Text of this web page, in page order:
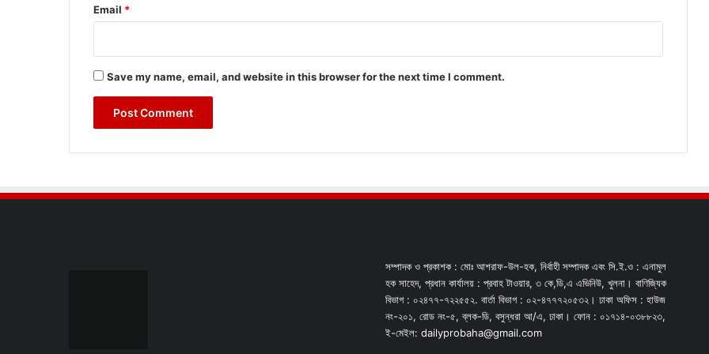
Email *
Save my name, email, and website in this browser for the next time I comment.
সম্পাদক ও প্রকাশক : মোঃ আশরাফ-উল-হক, নির্বাহী সম্পাদক এবং সি.ই.ও : এনামুল
হক সাহেদ, প্রধান কার্যালয় : প্রবাহ টাওয়ার, ৩ কে,ডি,এ এভিনিউ, খুলনা। বাণিজ্যিক
বিভাগ : ০২৪৭৭-৭২২৫৫২. বার্তা বিভাগ : ০২-৪৭৭৭২০৫৩২। ঢাকা অফিস : হাউজ
নং-২০১, রোড নং-৫, ব্লক-ডি, বসুন্ধরা আ/এ, ঢাকা। ফোন : ০১৭১৪-০৩৮৮২৩,
ই-মেইল: dailyprobaha@gmail.com